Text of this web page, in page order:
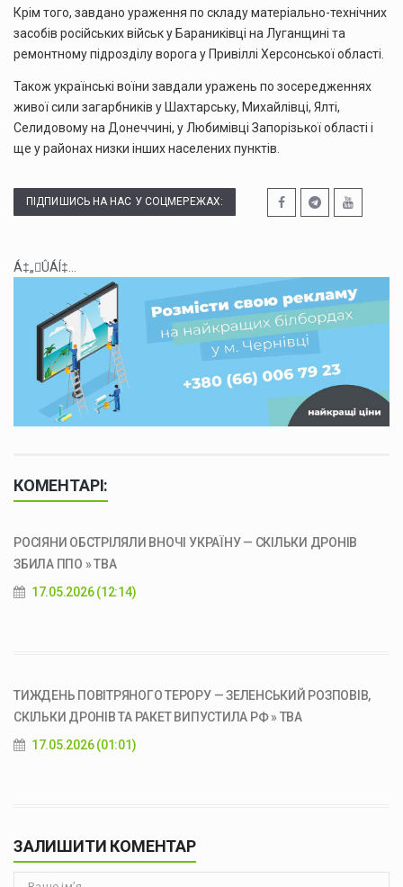
Крім того, завдано ураження по складу матеріально-технічних
засобів російських військ у Бараниківці на Луганщині та
ремонтному підрозділу ворога у Привіллі Херсонської області.
Також українські воїни завдали уражень по зосередженнях
живої сили загарбників у Шахтарську, Михайлівці, Ялті,
Селидовому на Донеччині, у Любимівці Запорізької області і
ще у районах низки інших населених пунктів.
ПІДПИШИСЬ НА НАС У СОЦМЕРЕЖАХ:
Á‡„ÛÁÍ‡...
КОМЕНТАРІ:
РОСІЯНИ ОБСТРІЛЯЛИ ВНОЧІ УКРАЇНУ — СКІЛЬКИ ДРОНІВ
ЗБИЛА ППО » ТВА
17.05.2026 (12:14)
ТИЖДЕНЬ ПОВІТРЯНОГО ТЕРОРУ — ЗЕЛЕНСЬКИЙ РОЗПОВІВ,
СКІЛЬКИ ДРОНІВ ТА РАКЕТ ВИПУСТИЛА РФ » ТВА
17.05.2026 (01:01)
ЗАЛИШИТИ КОМЕНТАР